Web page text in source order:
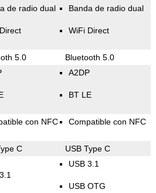
de radio dual Banda de radio dual
WiFi Direct
5.0 Bluetooth 5.0
A2DP
BT LE
con NFC Compatible con NFC
C USB Type C
USB 3.1
USB OTG